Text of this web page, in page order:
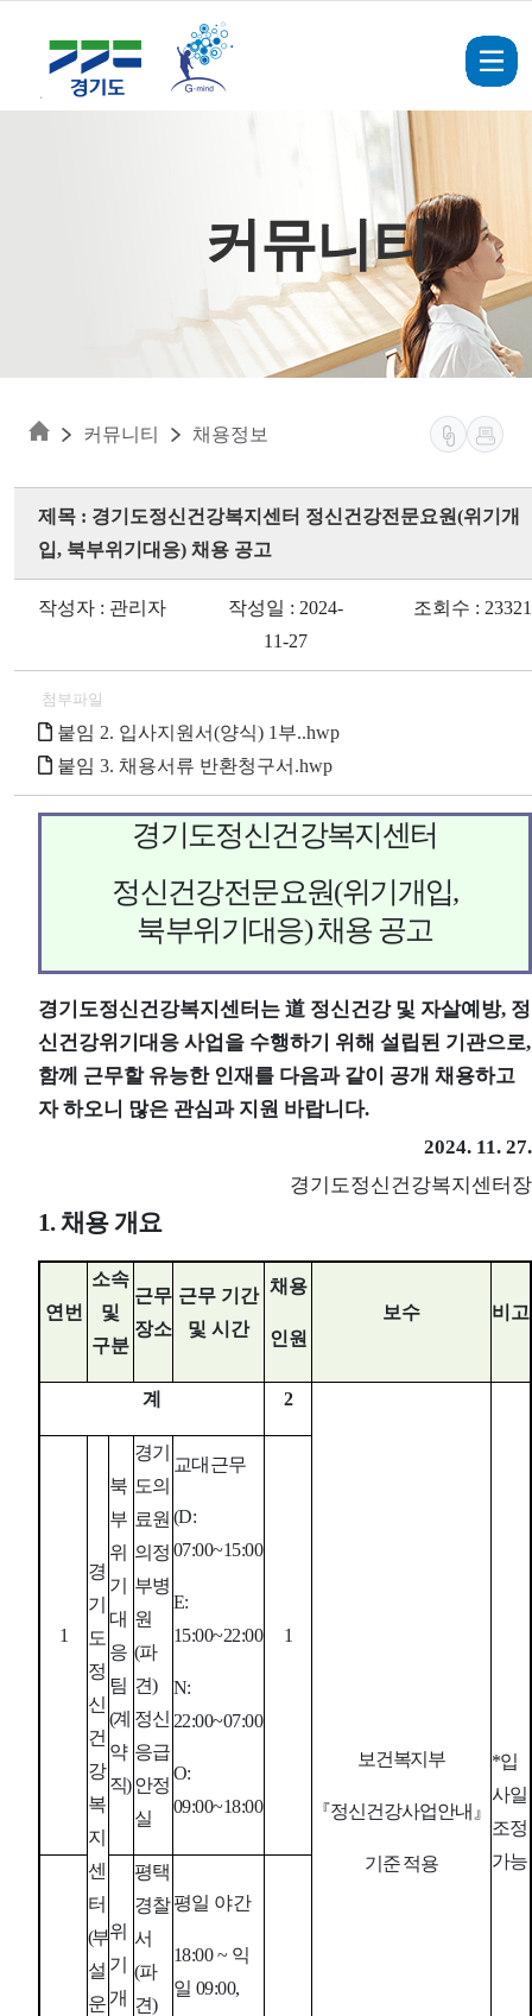
커뮤니티
커뮤니티 채용정보
제목 : 경기도정신건강복지센터 정신건강전문요원(위기개
입, 북부위기대응) 채용 공고
작성자 : 관리자
작성일 : 2024-
11-27
조회수 : 23321
첨부파일
붙임 2. 입사지원서(양식) 1부..hwp
붙임 3. 채용서류 반환청구서.hwp
경기도정신건강복지센터
정신건강전문요원(위기개입,
북부위기대응)채용 공고
경기도정신건강복지센터는 道 정신건강 및 자살예방, 정
신건강위기대응 사업을 수행하기 위해 설립된 기관으로,
함께 근무할 유능한 인재를 다음과 같이 공개 채용하고
자 하오니 많은 관심과 지원 바랍니다.
2024. 11. 27.
경기도정신건강복지센터장
1.채용 개요
연번
소속
및
구분
근무
장소
근무 기간
및 시간
채용
인원
보수 비고
계 2
보건복지부
『정신건강사업안내 』
기준 적용
*입
사일
조정
가능
1
경
기
도
정
신
건
강
복
지
센
터
(부
설
운
북
부
위
기
대
응
팀
(계
약
직)
경기
도의
료원
의정
부병
원
(파
견)
정신
응급
안정
실
교대근무
(D:
07:00~15:00
E:
15:00~22:00
N:
22:00~07:00
O:
09:00~18:00
1
위
기
개
평택
경찰
서
(파
견)
평일 야간
18:00 ~ 익
일 09:00,